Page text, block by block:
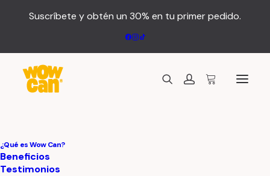
Suscríbete y obtén un 30% en tu primer pedido.
¿Qué es Wow Can?
Beneficios
Testimonios